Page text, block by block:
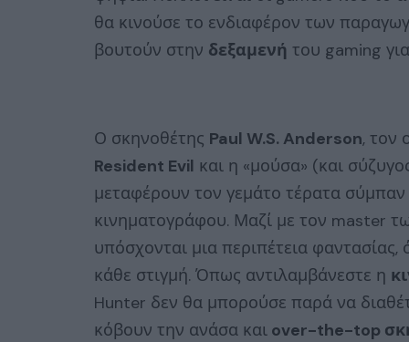
θα κινούσε το ενδιαφέρον των
βουτούν στην δεξαμενή του gaming
Ο σκηνοθέτης Paul W.S. Anderson, τον
Resident Evil και η «μούσα» (και
μεταφέρουν τον γεμάτο τέρατα
κινηματογράφου. Μαζί με τον master
υπόσχονται μια περιπέτεια
κάθε στιγμή. Όπως αντιλαμβάνεστε η
Hunter δεν θα μπορούσε παρά να
κόβουν την ανάσα και over-the-top